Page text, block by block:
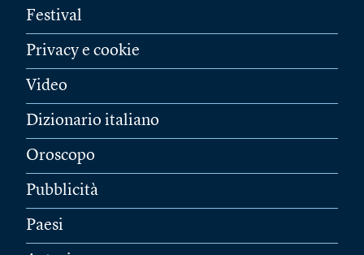
Festival
Privacy e cookie
Video
Dizionario italiano
Oroscopo
Pubblicità
Paesi